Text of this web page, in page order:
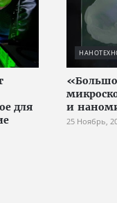
для
и
25 Ноябрь,